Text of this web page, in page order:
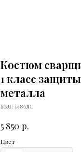
Костюм
1 класс
металла
SKU: 5986ЛС
5 850 р.
Цвет